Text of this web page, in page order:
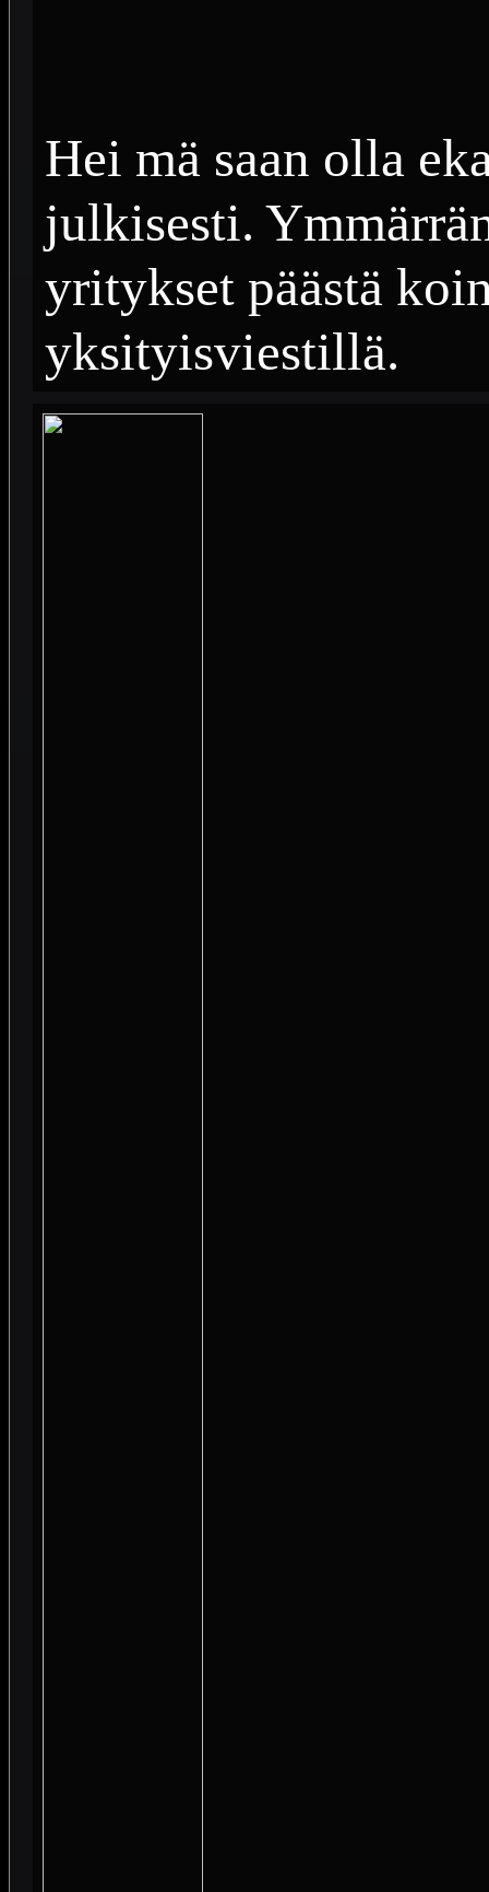
Hei mä saan olla
julkisesti.
yritykset päästä
yksityisviestillä.